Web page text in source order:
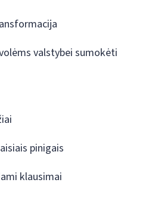
valstybei sumokėti
pinigais
klausimai